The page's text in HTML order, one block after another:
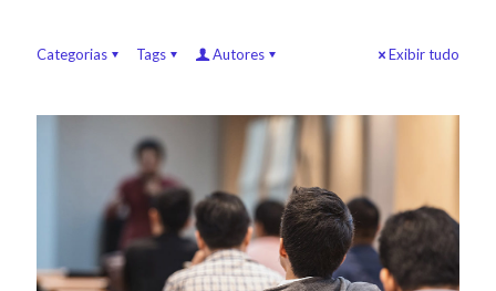
Categorias Tags Autores Exibir tudo